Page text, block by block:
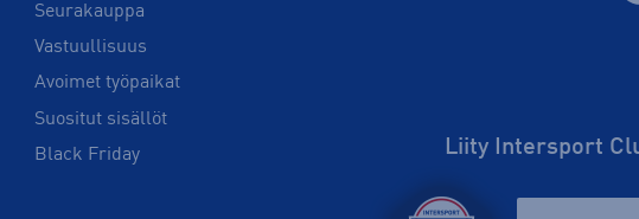
Seurakauppa
Vastuullisuus
Avoimet työpaikat
Suositut sisällöt
Black Friday
Liity Intersport